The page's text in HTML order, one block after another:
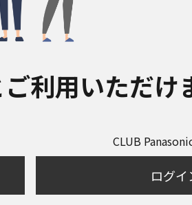
利用いただけ
CLUB
ログイ